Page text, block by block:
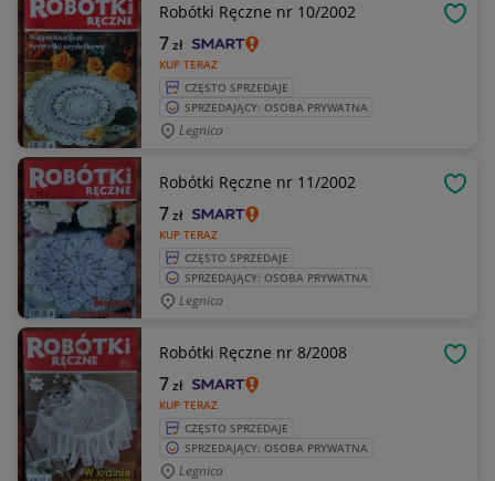
Robótki Ręczne nr 10/2002
KUP TERAZ
7zł
CZĘSTO SPRZEDAJE
SPRZEDAJĄCY: OSOBA PRYWATNA
Legnica
Robótki Ręczne nr 11/2002
KUP TERAZ
7zł
CZĘSTO SPRZEDAJE
SPRZEDAJĄCY: OSOBA PRYWATNA
Legnica
Robótki Ręczne nr 8/2008
KUP TERAZ
7zł
CZĘSTO SPRZEDAJE
SPRZEDAJĄCY: OSOBA PRYWATNA
Legnica